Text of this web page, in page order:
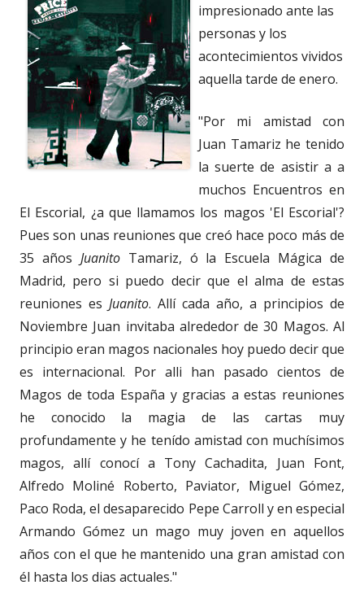
impresionado ante las
personas y los
acontecimientos vividos
aquella tarde de enero.
"Por mi amistad con
Juan Tamariz he tenido
la suerte de asistir a a
muchos Encuentros en
El Escorial, ¿a que llamamos los magos 'El Escorial'?
Pues son unas reuniones que creó hace poco más de
35 años Juanito Tamariz, ó la Escuela Mágica de
Madrid, pero si puedo decir que el alma de estas
reuniones es Juanito. Allí cada año, a principios de
Noviembre Juan invitaba alrededor de 30 Magos. Al
principio eran magos nacionales hoy puedo decir que
es internacional. Por alli han pasado cientos de
Magos de toda España y gracias a estas reuniones
he conocido la magia de las cartas muy
profundamente y he tenído amistad con muchísimos
magos, allí conocí a Tony Cachadita, Juan Font,
Alfredo Moliné Roberto, Paviator, Miguel Gómez,
Paco Roda, el desaparecido Pepe Carroll y en especial
Armando Gómez un mago muy joven en aquellos
años con el que he mantenido una gran amistad con
él hasta los dias actuales."